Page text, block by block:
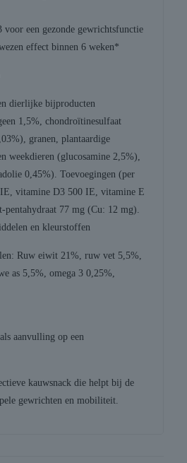
voor een gezonde gewrichtsfunctie
effect binnen 6 weken*
dierlijke bijproducten
1,5%, chondroïtinesulfaat
granen, plantaardige
weekdieren (glucosamine 2,5%),
0,45%). Toevoegingen (per
vitamine D3 500 IE, vitamine E
77 mg (Cu: 12 mg).
en kleurstoffen
Ruw eiwit 21%, ruw vet 5,5%,
as 5,5%, omega 3 0,25%,
aanvulling op een
kauwsnack die helpt bij de
gewrichten en mobiliteit.